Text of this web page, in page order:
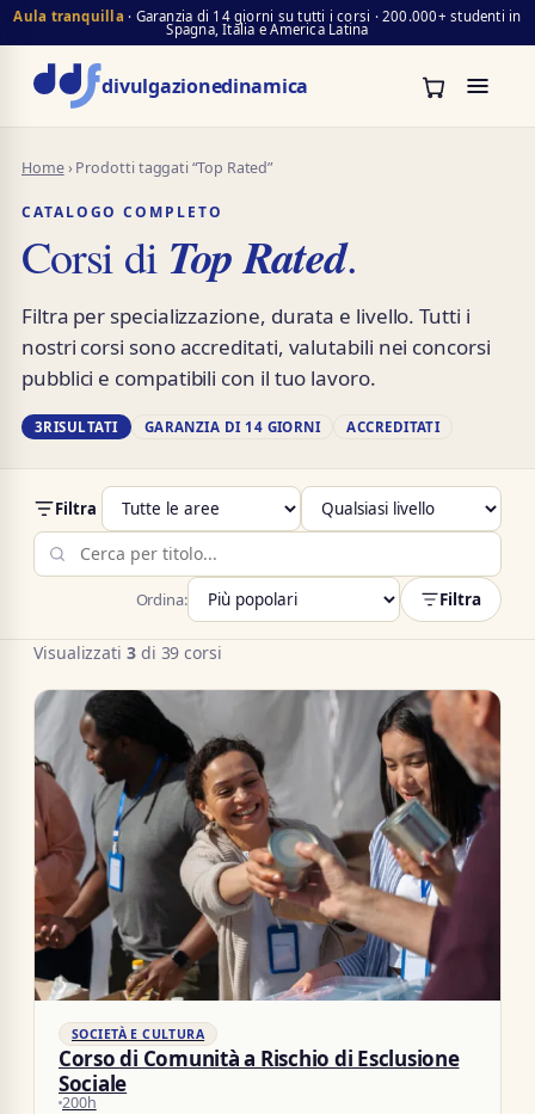
Aula tranquilla · Garanzia di 14 giorni su tutti i corsi · 200.000+ studenti in
Spagna, Italia e America Latina
divulgazionedinamica
Home› Prodotti taggati “Top Rated”
CATALOGO COMPLETO
Corsi di Top Rated.
Filtra per specializzazione, durata e livello. Tutti i
nostri corsi sono accreditati, valutabili nei concorsi
pubblici e compatibili con il tuo lavoro.
3RISULTATI GARANZIA DI 14 GIORNI ACCREDITATI
Filtra
Ordina: Filtra
Visualizzati 3di 39 corsi
SOCIETÀ E CULTURA
Corso di Comunità a Rischio di Esclusione
Sociale
200h